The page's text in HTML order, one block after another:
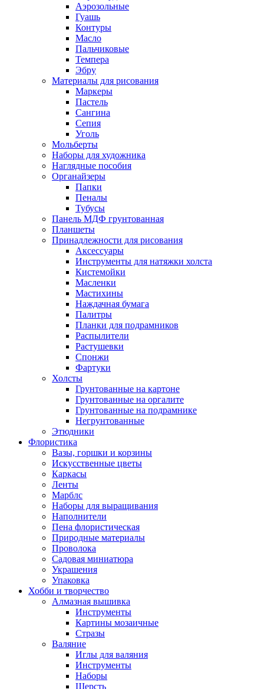
Аэрозольные
Гуашь
Контуры
Масло
Пальчиковые
Темпера
Эбру
Материалы для рисования
Маркеры
Пастель
Сангина
Сепия
Уголь
Мольберты
Наборы для художника
Наглядные пособия
Органайзеры
Папки
Пеналы
Тубусы
Панель МДФ грунтованная
Планшеты
Принадлежности для рисования
Аксессуары
Инструменты для натяжки холста
Кистемойки
Масленки
Мастихины
Наждачная бумага
Палитры
Планки для подрамников
Распылители
Растушевки
Спонжи
Фартуки
Холсты
Грунтованные на картоне
Грунтованные на оргалите
Грунтованные на подрамнике
Негрунтованные
Этюдники
Флористика
Вазы, горшки и корзины
Искусственные цветы
Каркасы
Ленты
Марблс
Наборы для выращивания
Наполнители
Пена флористическая
Природные материалы
Проволока
Садовая миниатюра
Украшения
Упаковка
Хобби и творчество
Алмазная вышивка
Инструменты
Картины мозаичные
Стразы
Валяние
Иглы для валяния
Инструменты
Наборы
Шерсть